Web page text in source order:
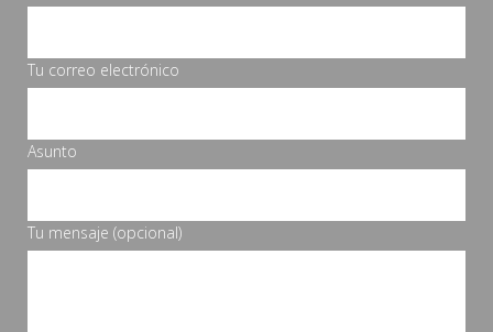
Tu correo electrónico
Asunto
Tu mensaje (opcional)